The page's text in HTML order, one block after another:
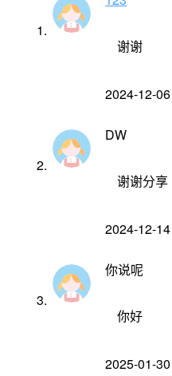
谢谢
2024-12-06
DW
谢谢分享
2024-12-14
你说呢
你好
2025-01-30